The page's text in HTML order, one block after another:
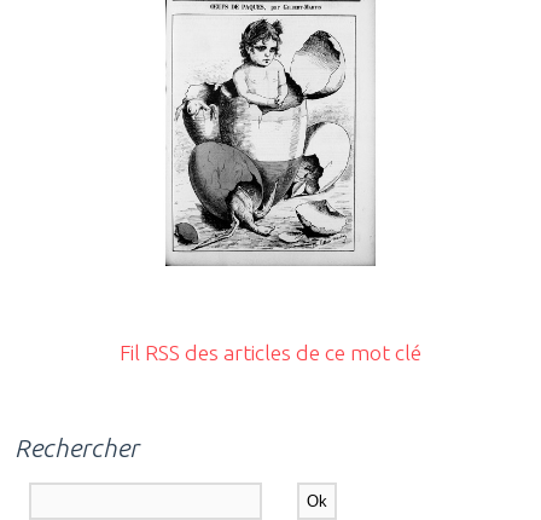
Fil RSS des articles de ce mot clé
Rechercher